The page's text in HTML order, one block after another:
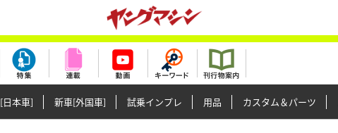
本車] 新車[外国車] 試乗インプレ 用品 カスタム＆パーツ